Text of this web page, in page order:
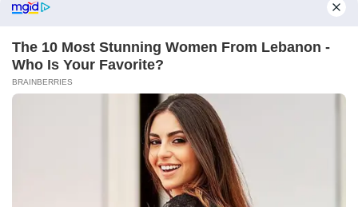
råkjøring. Grunnen? Jeg ler så tårene triller!
Dagens Beste. Drevet avWordPress